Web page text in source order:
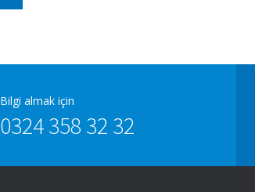
Bilgi almak için
0324 358 32 32